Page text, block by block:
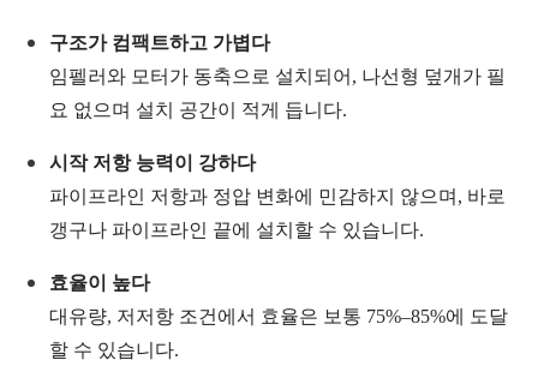
구조가 컴팩트하고 가볍다
임펠러와 모터가 동축으로 설치되어, 나선형 덮개가 필
요 없으며 설치 공간이 적게 듭니다.
시작 저항 능력이 강하다
파이프라인 저항과 정압 변화에 민감하지 않으며, 바로
갱구나 파이프라인 끝에 설치할 수 있습니다.
효율이 높다
대유량, 저저항 조건에서 효율은 보통 75%–85%에 도달
할 수 있습니다.